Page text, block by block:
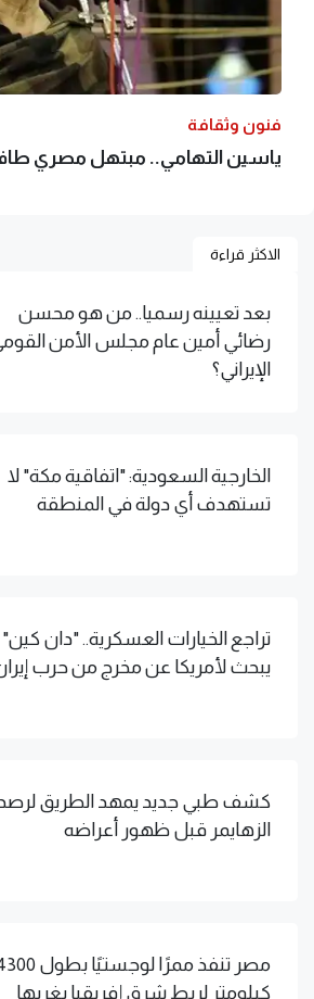
فنون وثقافة
ياسين التهامي.. مبتهل مصري طاف
الاكثر قراءة
بعد تعيينه رسميا.. من هو محسن
رضائي أمين عام مجلس الأمن
الإيراني؟
الخارجية السعودية: "اتفاقية مكة" لا
تستهدف أي دولة في المنطقة
تراجع الخيارات العسكرية.. "دان كين"
يبحث لأمريكا عن مخرج من حرب
كشف طبي جديد يمهد الطريق
الزهايمر قبل ظهور أعراضه
مصر تنفذ ممرًا لوجستيًا
كيلومتر لربط شرق إفريقيا بغربها